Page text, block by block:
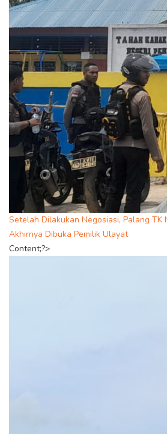
Setelah Dilakukan Negosiasi, Palang TK
Akhirnya Dibuka Pemilik Ulayat
Content;?>